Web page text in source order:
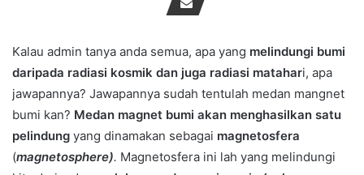
Kalau admin tanya anda semua, apa yang melindungi bumi
daripada radiasi kosmik dan juga radiasi matahari, apa
jawapannya? Jawapannya sudah tentulah medan mangnet
bumi kan? Medan magnet bumi akan menghasilkan satu
pelindung yang dinamakan sebagai magnetosfera
(magnetosphere). Magnetosfera ini lah yang melindungi